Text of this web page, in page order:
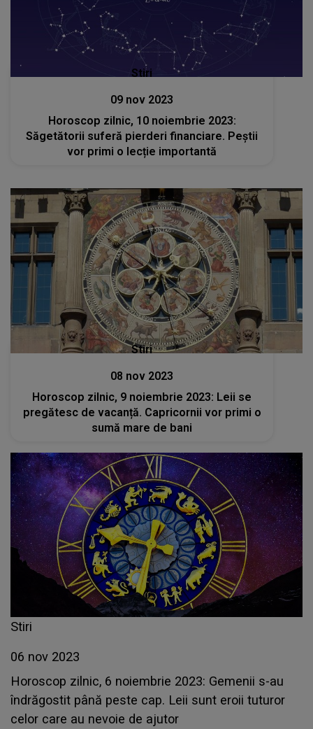
Stiri
09 nov 2023
Horoscop zilnic, 10 noiembrie 2023:
Săgetătorii suferă pierderi financiare. Peștii
vor primi o lecție importantă
Stiri
08 nov 2023
Horoscop zilnic, 9 noiembrie 2023: Leii se
pregătesc de vacanță. Capricornii vor primi o
sumă mare de bani
Stiri
06 nov 2023
Horoscop zilnic, 6 noiembrie 2023: Gemenii s-au
îndrăgostit până peste cap. Leii sunt eroii tuturor
celor care au nevoie de ajutor